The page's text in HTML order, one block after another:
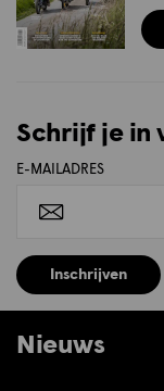
Schrijf je in
E-MAILADRES
Inschrijven
Nieuws